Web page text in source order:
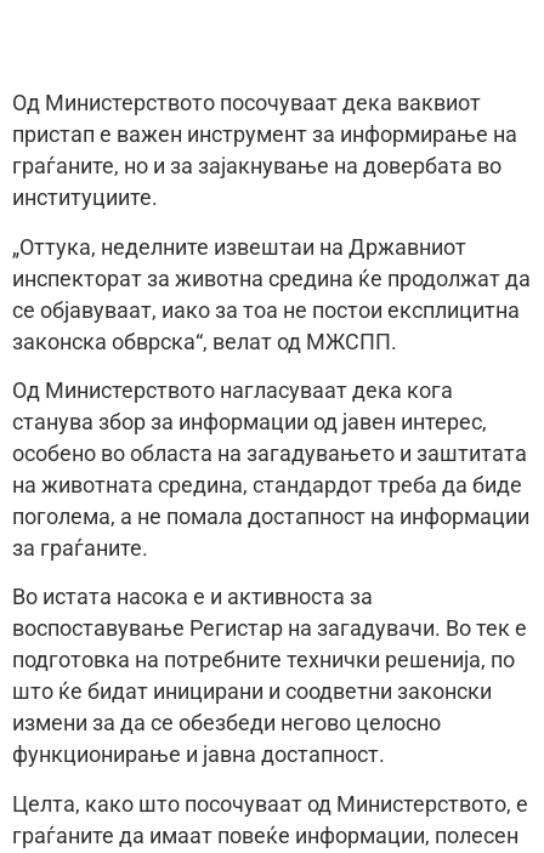
Од Министерството посочуваат дека ваквиот
пристап е важен инструмент за информирање на
граѓаните, но и за зајакнување на довербата во
институциите.
„Оттука, неделните извештаи на Државниот
инспекторат за животна средина ќе продолжат да
се објавуваат, иако за тоа не постои експлицитна
законска обврска“, велат од МЖСПП.
Од Министерството нагласуваат дека кога
станува збор за информации од јавен интерес,
особено во областа на загадувањето и заштитата
на животната средина, стандардот треба да биде
поголема, а не помала достапност на информации
за граѓаните.
Во истата насока е и активноста за
воспоставување Регистар на загадувачи. Во тек е
подготовка на потребните технички решенија, по
што ќе бидат иницирани и соодветни законски
измени за да се обезбеди негово целосно
функционирање и јавна достапност.
Целта, како што посочуваат од Министерството, е
граѓаните да имаат повеќе информации, полесен